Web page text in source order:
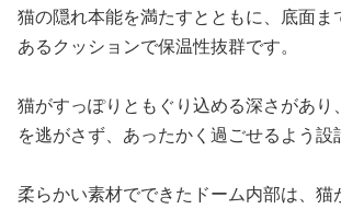
猫の隠れ本能を満たすとともに、底面ま
あるクッションで保温性抜群です。
猫がすっぽりともぐり込める深さがあり
を逃がさず、あったかく過ごせるよう設
柔らかい素材でできたドーム内部は、猫